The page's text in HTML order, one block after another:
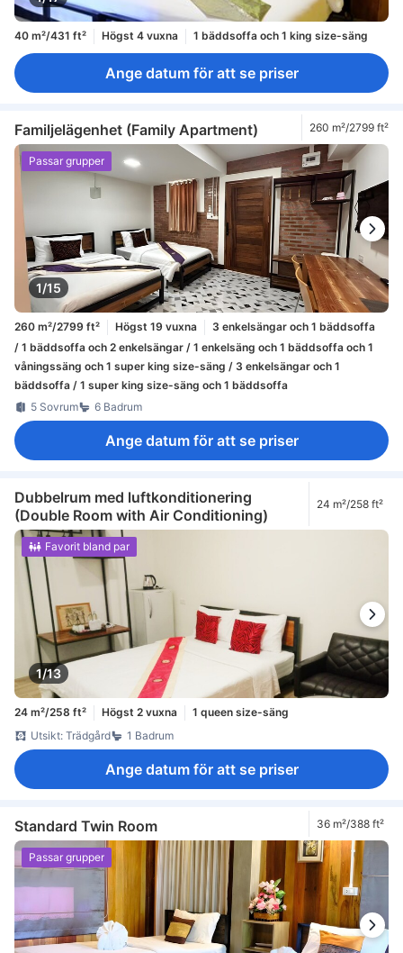
40 m²/431 ft² Högst 4 vuxna 1 bäddsoffa och 1 king size-säng
Ange datum för att se priser
Familjelägenhet (Family Apartment) 260 m²/2799 ft²
1/15
Passar grupper
260 m²/2799 ft² Högst 19 vuxna
3 enkelsängar och 1 bäddsoffa
/ 1 bäddsoffa och 2 enkelsängar / 1 enkelsäng och 1 bäddsoffa och 1
våningssäng och 1 super king size-säng / 3 enkelsängar och 1
bäddsoffa / 1 super king size-säng och 1 bäddsoffa
5 Sovrum
6 Badrum
Ange datum för att se priser
Dubbelrum med luftkonditionering
(Double Room with Air Conditioning)
24 m²/258 ft²
1/13
Favorit bland par
24 m²/258 ft² Högst 2 vuxna
1 queen size-säng
Utsikt: Trädgård
1 Badrum
Ange datum för att se priser
Standard Twin Room 36 m²/388 ft²
Passar grupper